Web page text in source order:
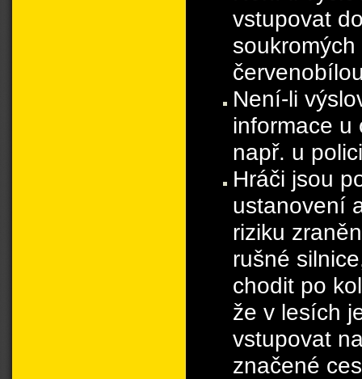
vstupovat
Není-li
informace u
např. u
Hráči jsou
ustanovení
riziku
rušné
chodit po
že v lesích
vstupovat
značené